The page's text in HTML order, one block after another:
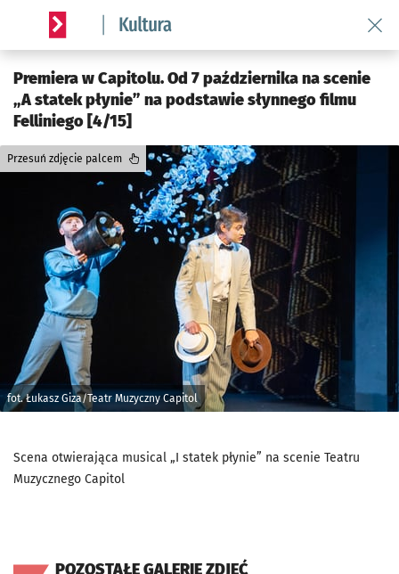
Serwis informacyjny wroclaw.pl podserwis: Kultura
Premiera w Capitolu. Od 7 października na scenie
„A statek płynie” na podstawie słynnego filmu
Felliniego [4/15]
fot. Łukasz Giza/Teatr Muzyczny Capitol
Przesuń zdjęcie palcem
Scena otwierająca musical „I statek płynie” na scenie Teatru
Muzycznego Capitol
POZOSTAŁE GALERIE ZDJĘĆ